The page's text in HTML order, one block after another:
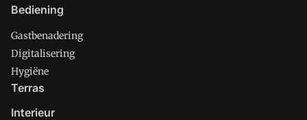
Bediening
Gastbenadering
Digitalisering
Hygiëne
Terras
Interieur